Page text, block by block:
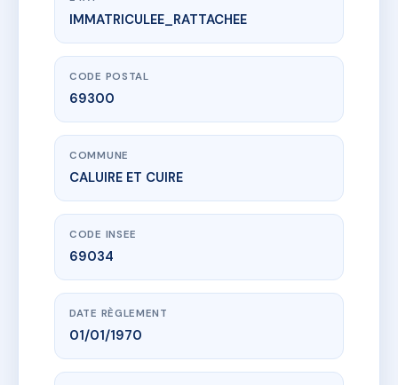
www.vme.plus/AB2665933
RESIDENCE DE LA POSTE
76 Rue François Peissel
IMMATRICULEE_RATTACHEE
CODE POSTAL
69300
COMMUNE
CALUIRE ET CUIRE
CODE INSEE
69034
DATE RÈGLEMENT
01/01/1970